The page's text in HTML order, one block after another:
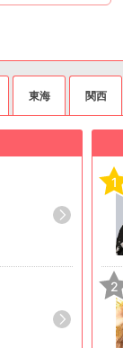
東海 関西
1
2